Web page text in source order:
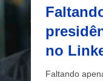
no
Faltando